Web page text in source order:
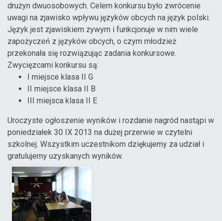
drużyn dwuosobowych. Celem konkursu było zwrócenie
uwagi na zjawisko wpływu języków obcych na język polski.
Język jest zjawiskiem żywym i funkcjonuje w nim wiele
zapożyczeń z języków obcych, o czym młodzież
przekonała się rozwiązując zadania konkursowe.
Zwycięzcami konkursu są:
I miejsce klasa II G
II miejsce klasa II B
III miejsca klasa II E
Uroczyste ogłoszenie wyników i rozdanie nagród nastąpi w
poniedziałek 30 IX 2013 na dużej przerwie w czytelni
szkolnej. Wszystkim uczestnikom dziękujemy za udział i
gratulujemy uzyskanych wyników.